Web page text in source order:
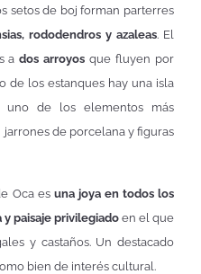
setos de boj forman parterres
rododendros y azaleas. El
ados arroyos que fluyen por
de los estanques hay una isla
uno de los elementos más
de porcelana y figuras
Oca es una joya en todos los
paisaje privilegiado en el que
y castaños. Un destacado
bien de interés cultural.